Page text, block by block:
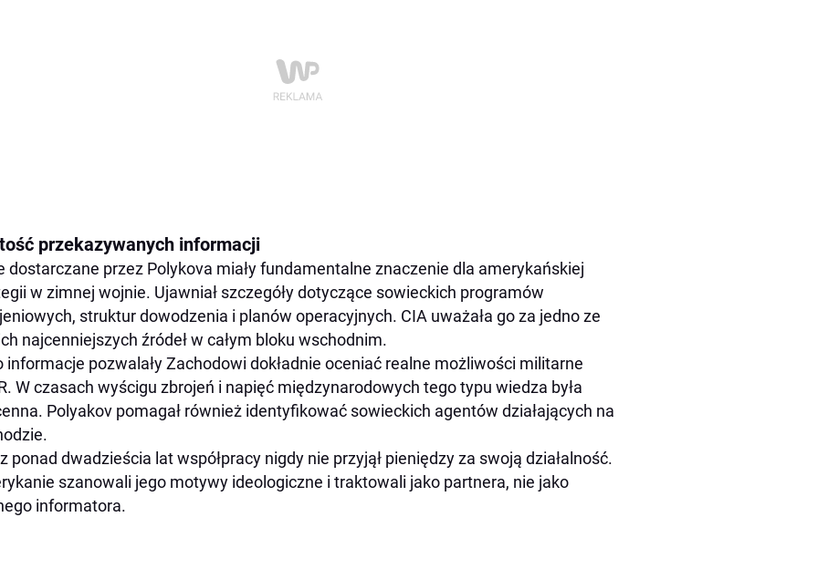
przekazywanych informacji
dostarczane przez Polykova miały fundamentalne znaczenie dla amerykańskiej
w zimnej wojnie. Ujawniał szczegóły dotyczące sowieckich programów
struktur dowodzenia i planów operacyjnych. CIA uważała go za jedno ze
najcenniejszych źródeł w całym bloku wschodnim.
informacje pozwalały Zachodowi dokładnie oceniać realne możliwości militarne
W czasach wyścigu zbrojeń i napięć międzynarodowych tego typu wiedza była
Polyakov pomagał również identyfikować sowieckich agentów działających na
ponad dwadzieścia lat współpracy nigdy nie przyjął pieniędzy za swoją działalność.
szanowali jego motywy ideologiczne i traktowali jako partnera, nie jako
informatora.